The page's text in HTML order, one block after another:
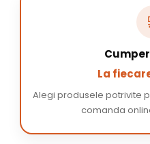
La
Alegi produsele potrivite
comanda